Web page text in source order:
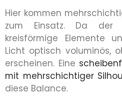
Hier kommen
zum Einsatz. Da der
kreisförmige Elemente
Licht optisch voluminös,
erscheinen. Eine
mit mehrschichtiger
diese Balance.